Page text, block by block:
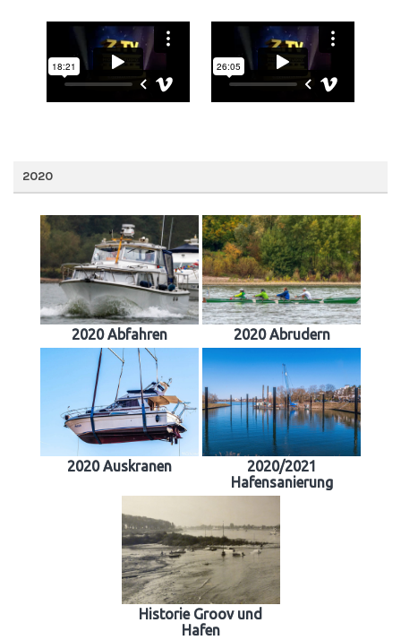
2020
2020 Abfahren 2020 Abrudern
2020 Auskranen
2020/2021
Hafensanierung
Historie Groov und
Hafen